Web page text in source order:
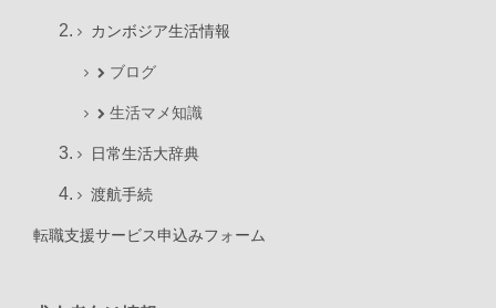
カンボジア生活情報
ブログ
生活マメ知識
日常生活大辞典
渡航手続
転職支援サービス申込みフォーム